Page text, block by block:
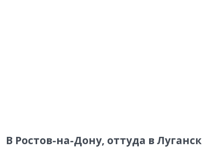
В Ростов-на-Дону, оттуда в Луганск